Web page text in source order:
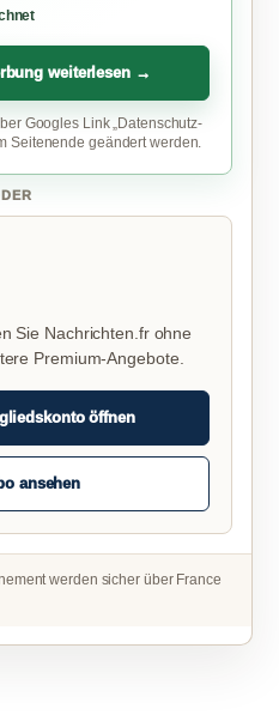
weiterlesen →
Googles Link „Datenschutz-
Seitenende geändert werden.
Sie Nachrichten.fr ohne
Premium-Angebote.
öffnen
ansehen
werden sicher über France